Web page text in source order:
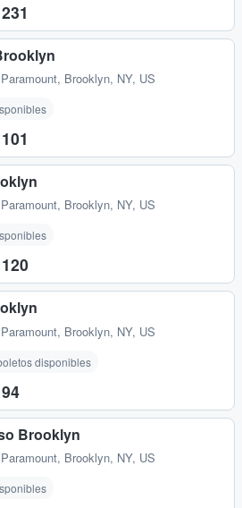
, Brooklyn, NY, US
, Brooklyn, NY, US
, Brooklyn, NY, US
disponibles
Brooklyn
, Brooklyn, NY, US